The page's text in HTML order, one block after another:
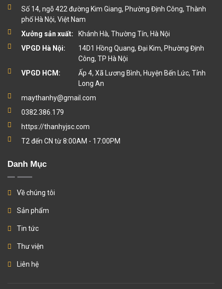
Số 14, ngõ 422 đường Kim Giang, Phường Định Công, Thành
phố Hà Nội, Việt Nam
Xưởng sản xuất:
Khánh Hà, Thường Tín, Hà Nội
VPGD Hà Nội:
14D1 Hồng Quang, Đại Kim, Phường Định
Công, TP Hà Nội
VPGD HCM:
Ấp 4, Xã Lương Bình, Huyện Bến Lức, Tỉnh
Long An
maythanhy@gmail.com
0382.386.179
https://thanhyjsc.com
T2 đến CN từ 8:00AM - 17:00PM
Danh Mục
Về chúng tôi
Sản phẩm
Tin tức
Thư viện
Liên hệ